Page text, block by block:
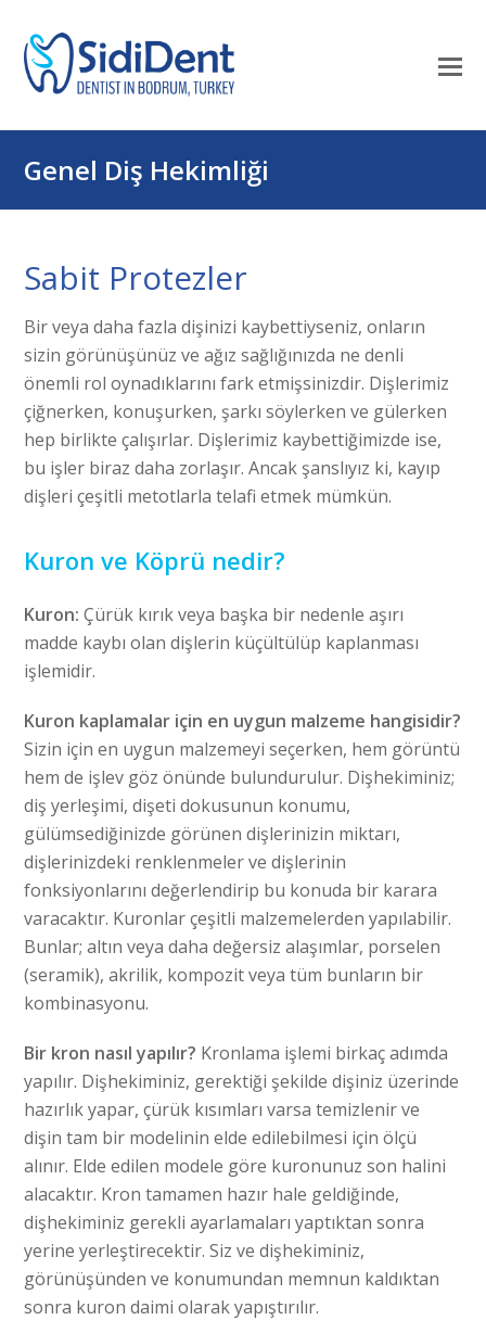
Genel Diş Hekimliği
Sabit Protezler
Bir veya daha fazla dişinizi kaybettiyseniz, onların
sizin görünüşünüz ve ağız sağlığınızda ne denli
önemli rol oynadıklarını fark etmişsinizdir. Dişlerimiz
çiğnerken, konuşurken, şarkı söylerken ve gülerken
hep birlikte çalışırlar. Dişlerimiz kaybettiğimizde ise,
bu işler biraz daha zorlaşır. Ancak şanslıyız ki, kayıp
dişleri çeşitli metotlarla telafi etmek mümkün.
Kuron ve Köprü nedir?
Kuron: Çürük kırık veya başka bir nedenle aşırı
madde kaybı olan dişlerin küçültülüp kaplanması
işlemidir.
Kuron kaplamalar için en uygun malzeme hangisidir?
Sizin için en uygun malzemeyi seçerken, hem görüntü
hem de işlev göz önünde bulundurulur. Dişhekiminiz;
diş yerleşimi, dişeti dokusunun konumu,
gülümsediğinizde görünen dişlerinizin miktarı,
dişlerinizdeki renklenmeler ve dişlerinin
fonksiyonlarını değerlendirip bu konuda bir karara
varacaktır. Kuronlar çeşitli malzemelerden yapılabilir.
Bunlar; altın veya daha değersiz alaşımlar, porselen
(seramik), akrilik, kompozit veya tüm bunların bir
kombinasyonu.
Bir kron nasıl yapılır? Kronlama işlemi birkaç adımda
yapılır. Dişhekiminiz, gerektiği şekilde dişiniz üzerinde
hazırlık yapar, çürük kısımları varsa temizlenir ve
dişin tam bir modelinin elde edilebilmesi için ölçü
alınır. Elde edilen modele göre kuronunuz son halini
alacaktır. Kron tamamen hazır hale geldiğinde,
dişhekiminiz gerekli ayarlamaları yaptıktan sonra
yerine yerleştirecektir. Siz ve dişhekiminiz,
görünüşünden ve konumundan memnun kaldıktan
sonra kuron daimi olarak yapıştırılır.